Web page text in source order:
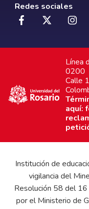
Redes sociales
Línea
0200
Calle
aquí:
Institución de
vigilancia del
Resolución 58 del
por el Ministerio de